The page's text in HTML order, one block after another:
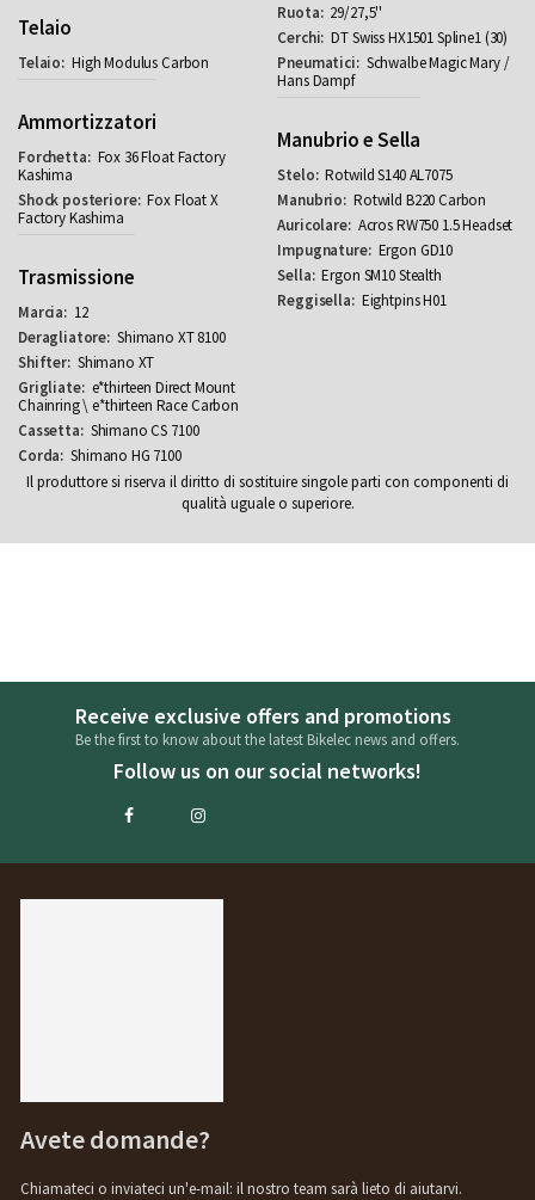
Telaio
High Modulus Carbon
Ammortizzatori
Fox 36 Float Factory
Kashima
Fox Float X
Factory Kashima
Trasmissione
12
Shimano XT 8100
Shimano XT
e*thirteen Direct Mount
Chainring \ e*thirteen Race Carbon
Shimano CS 7100
Shimano HG 7100
29/27,5''
DT Swiss HX1501 Spline1 (30)
Schwalbe Magic Mary /
Hans Dampf
Manubrio e Sella
Rotwild S140 AL7075
Rotwild B220 Carbon
Acros RW750 1.5 Headset
Ergon GD10
Ergon SM10 Stealth
Eightpins H01
Il produttore si riserva il diritto di sostituire singole parti con componenti di
qualità uguale o superiore.
Receive exclusive offers and promotions
Be the first to know about the latest Bikelec news and offers.
Follow us on our social networks!
Avete domande?
Chiamateci o inviateci un'e-mail: il nostro team sarà lieto di aiutarvi.